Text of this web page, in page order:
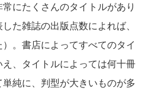
にたくさんのタイトルがあり
た雑誌の出版点数によれば、
。書店によってすべてのタイ
え、タイトルによっては何十冊
純に、判型が大きいものが多